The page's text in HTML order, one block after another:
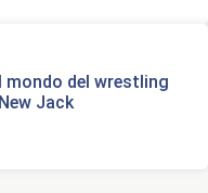
mondo del wrestling
Jack